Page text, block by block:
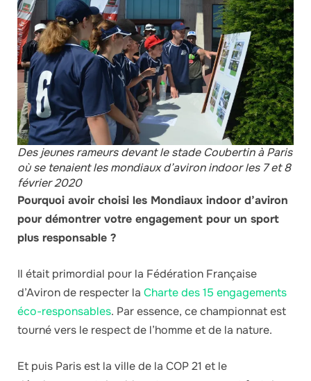
Des jeunes rameurs devant le stade Coubertin à Paris
où se tenaient les mondiaux d’aviron indoor les 7 et 8
février 2020
Pourquoi avoir choisi les Mondiaux indoor d’aviron
pour démontrer votre engagement pour un sport
plus responsable ?
Il était primordial pour la Fédération Française
d’Aviron de respecter la Charte des 15 engagements
éco-responsables. Par essence, ce championnat est
tourné vers le respect de l’homme et de la nature.
Et puis Paris est la ville de la COP 21 et le